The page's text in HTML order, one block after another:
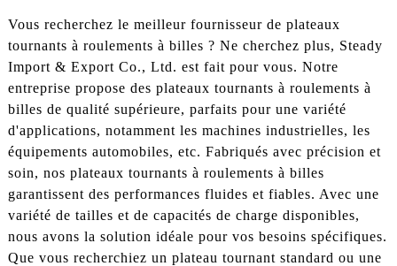
Vous recherchez le meilleur fournisseur de plateaux
tournants à roulements à billes ? Ne cherchez plus, Steady
Import & Export Co., Ltd. est fait pour vous. Notre
entreprise propose des plateaux tournants à roulements à
billes de qualité supérieure, parfaits pour une variété
d'applications, notamment les machines industrielles, les
équipements automobiles, etc. Fabriqués avec précision et
soin, nos plateaux tournants à roulements à billes
garantissent des performances fluides et fiables. Avec une
variété de tailles et de capacités de charge disponibles,
nous avons la solution idéale pour vos besoins spécifiques.
Que vous recherchiez un plateau tournant standard ou une